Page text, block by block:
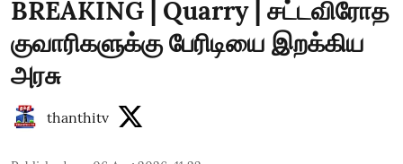
BREAKING | Quarry | சட்டவிரோத
குவாரிகளுக்கு பேரிடியை இறக்கிய
அரசு
thanthitv